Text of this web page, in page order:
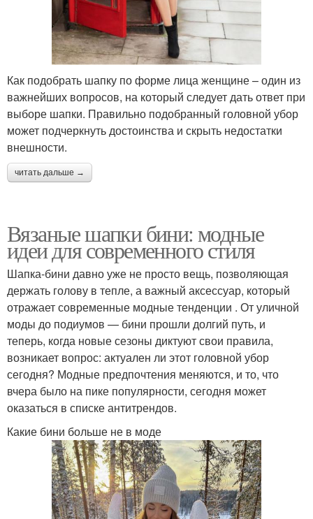
Как подобрать шапку по форме лица женщине – один из
важнейших вопросов, на который следует дать ответ при
выборе шапки. Правильно подобранный головной убор
может подчеркнуть достоинства и скрыть недостатки
внешности.
читать дальше →
Вязаные шапки бини: модные
идеи для современного стиля
Шапка-бини давно уже не просто вещь, позволяющая
держать голову в тепле, а важный аксессуар, который
отражает современные модные тенденции . От уличной
моды до подиумов — бини прошли долгий путь, и
теперь, когда новые сезоны диктуют свои правила,
возникает вопрос: актуален ли этот головной убор
сегодня? Модные предпочтения меняются, и то, что
вчера было на пике популярности, сегодня может
оказаться в списке антитрендов.
Какие бини больше не в моде